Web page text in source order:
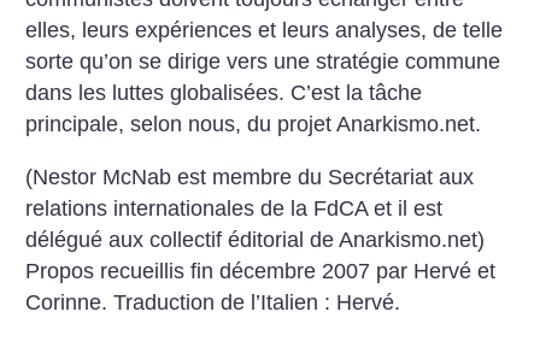
elles, leurs expériences et leurs analyses, de telle
sorte qu’on se dirige vers une stratégie commune
dans les luttes globalisées. C’est la tâche
principale, selon nous, du projet Anarkismo.net.
(Nestor McNab est membre du Secrétariat aux
relations internationales de la FdCA et il est
délégué aux collectif éditorial de Anarkismo.net)
Propos recueillis fin décembre 2007 par Hervé et
Corinne. Traduction de l’Italien : Hervé.